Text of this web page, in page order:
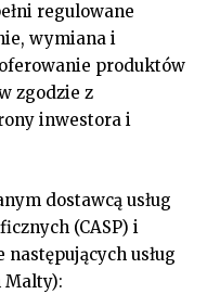
regulowane
wymiana i
produktów
zgodzie z
inwestora i
dostawcą usług
(CASP) i
usług
Malty):